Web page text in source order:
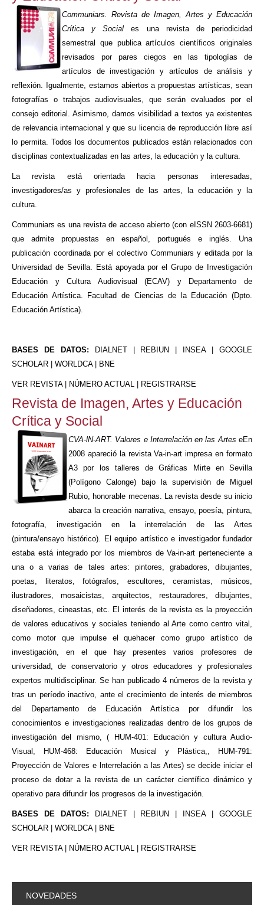
Communiars. Revista de Imagen, Artes y Educación
Crítica y Sociales una revista de periodicidad
semestral que publica artículos científicos originales
revisados por pares ciegos en las tipologías de
artículos de investigación y artículos de análisis y
reflexión. Igualmente, estamos abiertos a propuestas artísticas, sean
fotografías o trabajos audiovisuales, que serán evaluados por el
consejo editorial. Asimismo, damos visibilidad a textos ya existentes
de relevancia internacional y que su licencia de reproducción libre así
lo permita. Todos los documentos publicados están relacionados con
disciplinas contextualizadas en las artes, la educación y la cultura.
La revista está orientada hacia personas interesadas,
investigadores/as y profesionales de las artes, la educación y la
cultura.
Communiars es una revista de acceso abierto (con eISSN 2603-6681)
que admite propuestas en español, portugués e inglés. Una
publicación coordinada por el colectivo Communiars y editada por la
Universidad de Sevilla. Está apoyada por el Grupo de Investigación
Educación y Cultura Audiovisual (ECAV) y Departamento de
Educación Artística. Facultad de Ciencias de la Educación (Dpto.
Educación Artística).
BASES DE DATOS:
DIALNET | REBIUN | INSEA | GOOGLE
SCHOLAR | WORLDCA | BNE
VER REVISTA| NÚMERO ACTUAL REGISTRARSE
Revista de Imagen, Artes y Educación
Crítica y Social
CVA-lN-ART. Valores e Interrelación en las Artes eEn
2008 apareció la revista Va-in-art impresa en formato
A3 por los talleres de Gráficas Mirte en Sevilla
(Polígono Calonge) bajo la supervisión de Miguel
Rubio, honorable mecenas. La revista desde su inicio
abarca la creación narrativa, ensayo, poesía, pintura,
fotografía, investigación en la interrelación de las Artes
(pintura/ensayo histórico). El equipo artístico e investigador fundador
estaba está integrado por los miembros de Va-in-art perteneciente a
una o a varias de tales artes: pintores, grabadores, dibujantes,
poetas, literatos, fotógrafos, escultores, ceramistas, músicos,
ilustradores, mosaicistas, arquitectos, restauradores, dibujantes,
diseñadores, cineastas, etc. El interés de la revista es la proyección
de valores educativos y sociales teniendo al Arte como centro vital,
como motor que impulse el quehacer como grupo artístico de
investigación, en el que hay presentes varios profesores de
universidad, de conservatorio y otros educadores y profesionales
expertos multidisciplinar. Se han publicado 4 números de la revista y
tras un período inactivo, ante el crecimiento de interés de miembros
del Departamento de Educación Artística por difundir los
conocimientos e investigaciones realizadas dentro de los grupos de
investigación del mismo, ( HUM-401: Educación y cultura Audio-
Visual, HUM-468: Educación Musical y Plástica,, HUM-791:
Proyección de Valores e lnterrelación a las Artes) se decide iniciar el
proceso de dotar a la revista de un carácter científico dinámico y
operativo para difundir los progresos de la investigación.
BASES DE DATOS:
DIALNET | REBIUN | INSEA | GOOGLE
SCHOLAR | WORLDCA | BNE
VER REVISTA| NÚMERO ACTUAL REGISTRARSE
NOVEDADES